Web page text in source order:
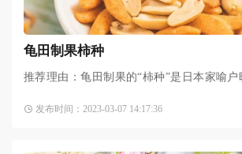
龟田制果柿种
推荐理由：龟田制果的“柿种”是日本家喻
气零食之一。与油炸食品和巧克力等零食相
发布时间：2023-03-07 14:17:36